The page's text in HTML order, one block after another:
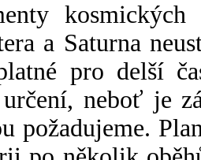
a Saturna
pro delší
neboť je
požadujeme.